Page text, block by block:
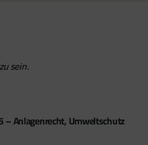
sein.
– Anlagenrecht, Umweltschutz